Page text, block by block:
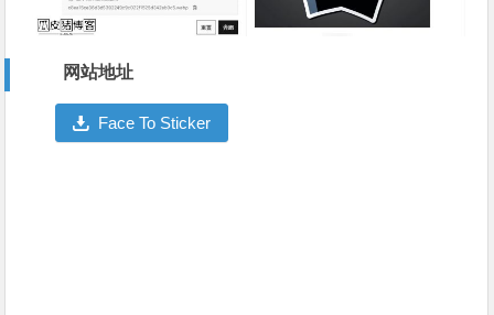
网站地址
Face To Sticker